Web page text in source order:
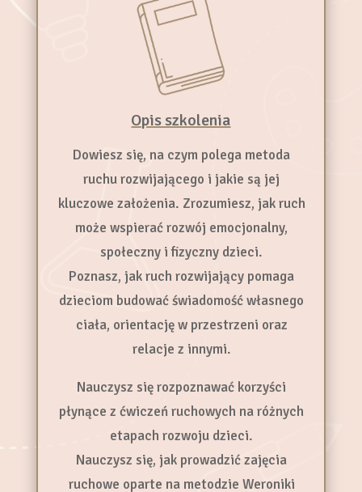
Opis szkolenia
Dowiesz się, na czym polega metoda
ruchu rozwijającego i jakie są jej
kluczowe założenia. Zrozumiesz, jak ruch
może wspierać rozwój emocjonalny,
społeczny i fizyczny dzieci.
Poznasz, jak ruch rozwijający pomaga
dzieciom budować świadomość własnego
ciała, orientację w przestrzeni oraz
relacje z innymi.
Nauczysz się rozpoznawać korzyści
płynące z ćwiczeń ruchowych na różnych
etapach rozwoju dzieci.
Nauczysz się, jak prowadzić zajęcia
ruchowe oparte na metodzie Weroniki